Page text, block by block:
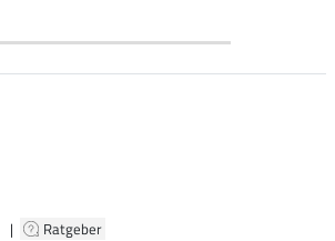
| Ratgeber